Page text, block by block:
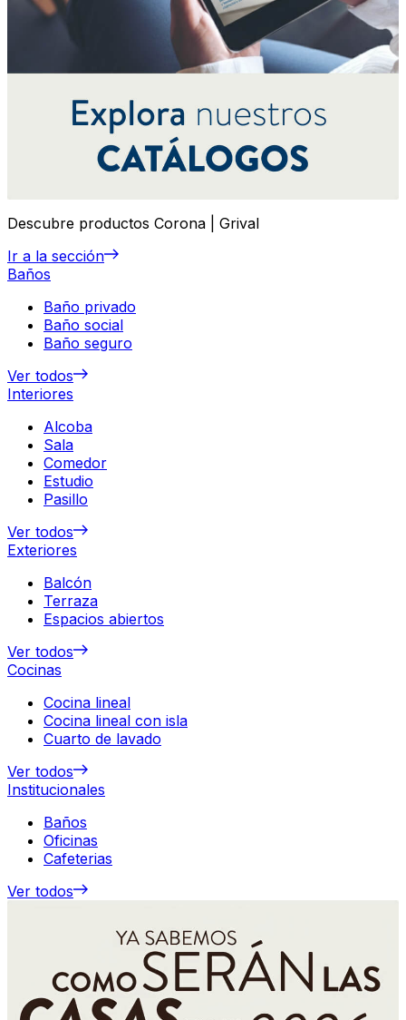
Descubre productos Corona | Grival
Ir a la sección
Baños
Baño privado
Baño social
Baño seguro
Ver todos
Interiores
Alcoba
Sala
Comedor
Estudio
Pasillo
Ver todos
Exteriores
Balcón
Terraza
Espacios abiertos
Ver todos
Cocinas
Cocina lineal
Cocina lineal con isla
Cuarto de lavado
Ver todos
Institucionales
Baños
Oficinas
Cafeterias
Ver todos